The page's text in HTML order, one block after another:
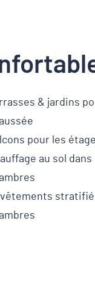
& jardins
pour les
au sol